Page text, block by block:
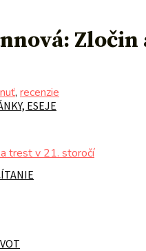
ESEJE
, recenzie